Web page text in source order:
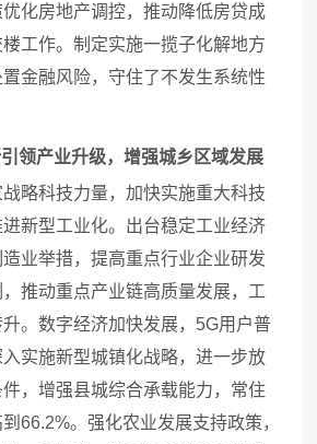
化房地产调控，推动降低房贷成
工作。制定实施一揽子化解地方
金融风险，守住了不发生系统性
领产业升级，增强城乡区域发展
略科技力量，加快实施重大科技
新型工业化。出台稳定工业经济
业举措，提高重点行业企业研发
推动重点产业链高质量发展，工
。数字经济加快发展， 5G用户普
实施新型城镇化战略，进一步放
，增强县城综合承载能力，常住
66.2%。强化农业发展支持政策，